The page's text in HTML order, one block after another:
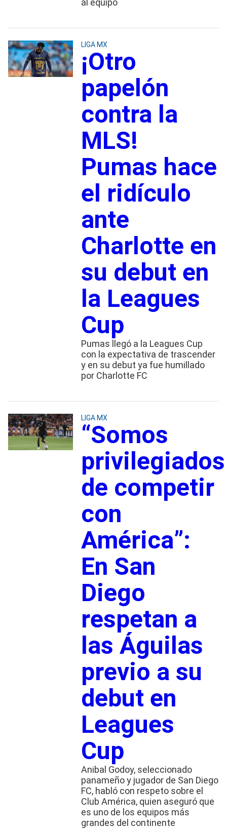
al equipo
LIGA MX
¡Otro
papelón
contra la
MLS!
Pumas hace
el ridículo
ante
Charlotte en
su debut en
la Leagues
Cup
Pumas llegó a la Leagues Cup
con la expectativa de trascender
y en su debut ya fue humillado
por Charlotte FC
LIGA MX
“Somos
privilegiados
de competir
con
América”:
En San
Diego
respetan a
las Águilas
previo a su
debut en
Leagues
Cup
Anibal Godoy, seleccionado
panameño y jugador de San Diego
FC, habló con respeto sobre el
Club América, quien aseguró que
es uno de los equipos más
grandes del continente